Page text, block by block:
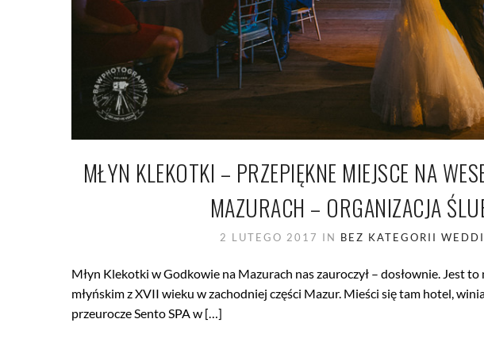
MŁYN KLEKOTKI – PRZEPIĘKNE MIEJSCE NA
MAZURACH – ORGANIZACJA
2 LUTEGO 2017 IN BEZ KATEGORII
Młyn Klekotki w Godkowie na Mazurach nas zauroczył – dosłownie. Jest
młyńskim z XVII wieku w zachodniej części Mazur. Mieści się tam hotel,
przeurocze Sento SPA w […]